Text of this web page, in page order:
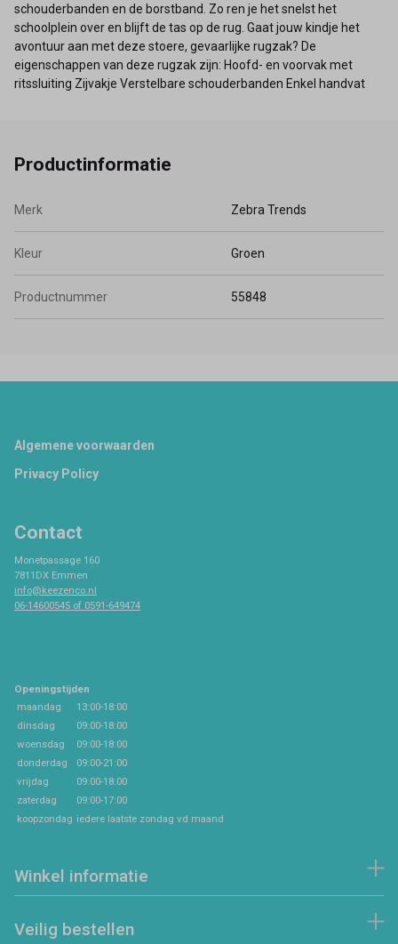
schouderbanden en de borstband. Zo ren je het snelst het
schoolplein over en blijft de tas op de rug. Gaat jouw kindje het
avontuur aan met deze stoere, gevaarlijke rugzak? De
eigenschappen van deze rugzak zijn: Hoofd- en voorvak met
ritssluiting Zijvakje Verstelbare schouderbanden Enkel handvat
Productinformatie
Merk Zebra Trends
Kleur Groen
Productnummer 55848
Footer
Algemene voorwaarden
Privacy Policy
Contact
Monetpassage 160
7811DX Emmen
info@keezenco.nl
06-14600545 of 0591-649474
Openingstijden
maandag
13:00-18:00
dinsdag
09:00-18:00
woensdag
09:00-18:00
donderdag
09:00-21:00
vrijdag
09:00-18:00
zaterdag
09:00-17:00
koopzondag iedere laatste zondag vd maand
Winkel informatie
Veilig bestellen